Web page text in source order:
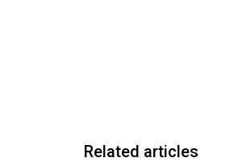
Related articles